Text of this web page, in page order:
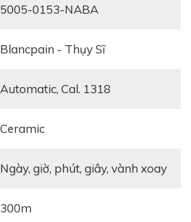
5005-0153-NABA
Blancpain - Thụy Sĩ
Automatic, Cal. 1318
Ceramic
Ngày, giờ, phút, giây, vành xoay
300m